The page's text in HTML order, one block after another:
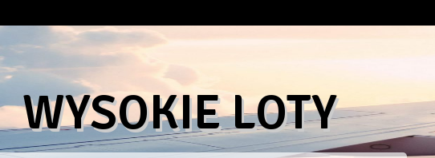
WYSOKIE LOTY